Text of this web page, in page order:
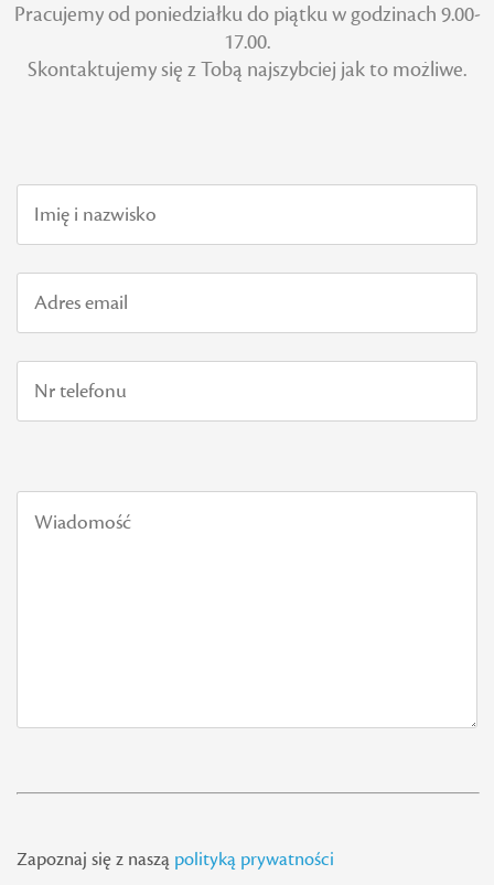
Pracujemy od poniedziałku do piątku w godzinach 9.00-
17.00.
Skontaktujemy się z Tobą najszybciej jak to możliwe.
Zapoznaj się z naszą polityką prywatności